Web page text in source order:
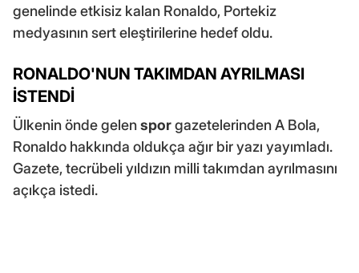
genelinde etkisiz kalan Ronaldo, Portekiz
medyasının sert eleştirilerine hedef oldu.
RONALDO'NUN TAKIMDAN AYRILMASI
İSTENDİ
Ülkenin önde gelensporgazetelerinden A Bola,
Ronaldo hakkında oldukça ağır bir yazı yayımladı.
Gazete, tecrübeli yıldızın milli takımdan ayrılmasını
açıkça istedi.